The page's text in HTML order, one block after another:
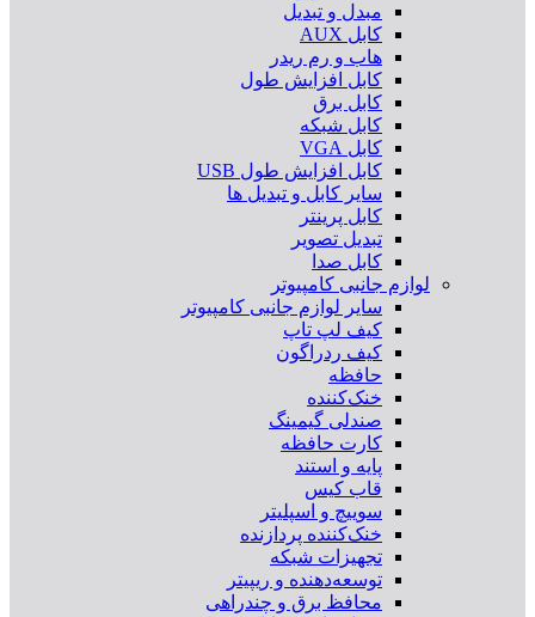
مبدل و تبدیل
کابل AUX
هاب و رم ریدر
کابل افزایش طول
کابل برق
کابل شبکه
کابل VGA
کابل افزایش طول USB
سایر کابل و تبدیل ها
کابل پرینتر
تبدیل تصویر
کابل صدا
لوازم جانبی کامپیوتر
سایر لوازم جانبی کامپیوتر
کیف لپ تاپ
کیف ردراگون
حافظه
خنک‌کننده
صندلی گیمینگ
کارت حافظه
پایه و استند
قاب کیس
سوییچ و اسپلیتر
خنک‌کننده پردازنده
تجهیزات شبکه
توسعه‌دهنده و ریپیتر
محافظ برق و چندراهی